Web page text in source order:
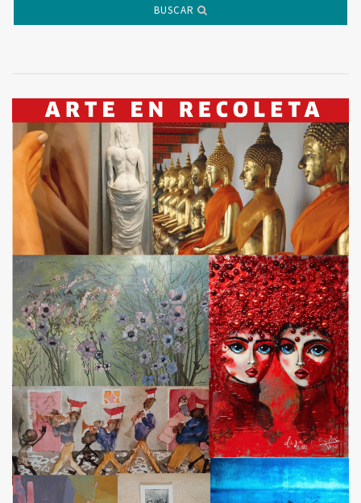
BUSCAR